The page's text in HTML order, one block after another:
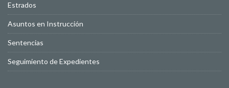
Estrados
Asuntos en Instrucción
Sentencias
Seguimiento de Expedientes